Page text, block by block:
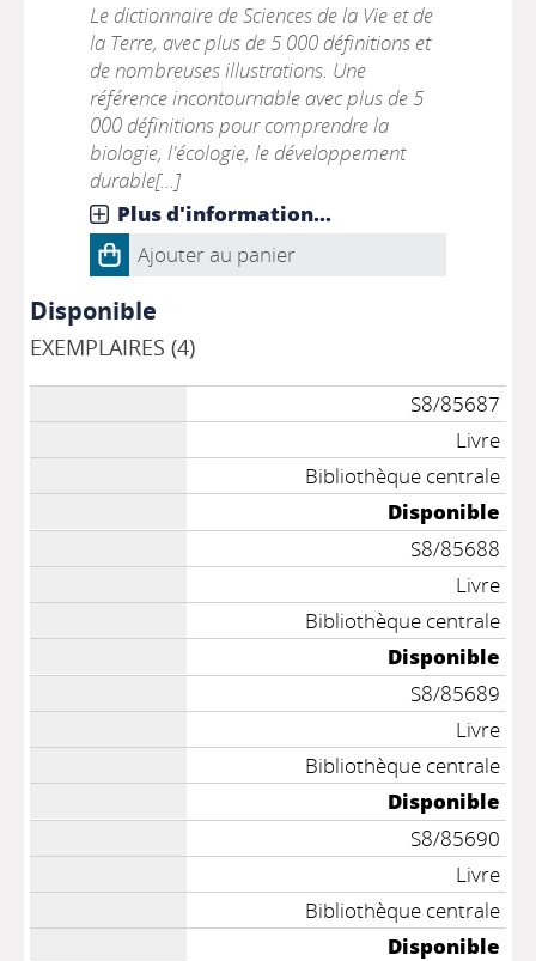
Le dictionnaire de Sciences de la Vie et de
la Terre, avec plus de 5 000 définitions et
de nombreuses illustrations. Une
référence incontournable avec plus de 5
000 définitions pour comprendre la
biologie, l'écologie, le développement
durable[...]
Plus d'information...
Ajouter au panier
Disponible
EXEMPLAIRES (4)
S8/85687
Livre
Bibliothèque centrale
Disponible
S8/85688
Livre
Bibliothèque centrale
Disponible
S8/85689
Livre
Bibliothèque centrale
Disponible
S8/85690
Livre
Bibliothèque centrale
Disponible